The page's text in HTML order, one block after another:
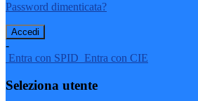
Password dimenticata?
-
Entra con SPID Entra con CIE
Seleziona utente